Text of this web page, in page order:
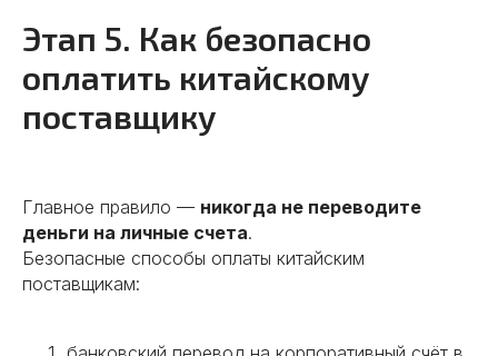
Этап 5. Как безопасно
оплатить китайскому
поставщику
Главное правило — никогда не переводите
деньги на личные счета.
Безопасные способы оплаты китайским
поставщикам: